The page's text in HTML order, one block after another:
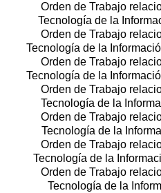
Orden de Trabajo
Tecnología de la
Orden de Trabajo
Tecnología de la
Orden de Trabajo
Tecnología de la
Orden de Trabajo
Tecnología de la
Orden de Trabajo
Tecnología de la
Orden de Trabajo
Tecnología de la
Orden de Trabajo
Tecnología de la